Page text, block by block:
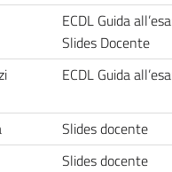
ECDL Guida
Slides Docente
ECDL Guida
Slides docente
Slides docente